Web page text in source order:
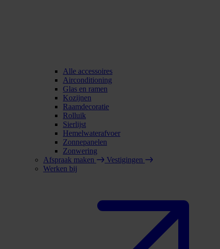
Alle accessoires
Airconditioning
Glas en ramen
Kozijnen
Raamdecoratie
Rolluik
Sierlijst
Hemelwaterafvoer
Zonnepanelen
Zonwering
Afspraak maken
Vestigingen
Werken bij